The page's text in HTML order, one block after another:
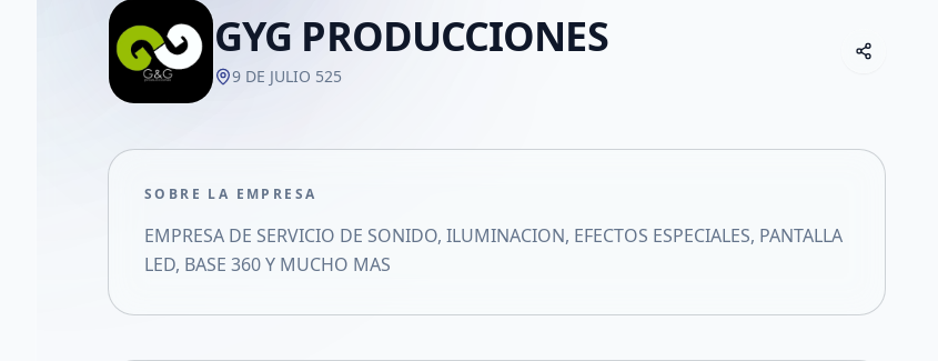
GYG PRODUCCIONES
9 DE JULIO 525
SOBRE LA EMPRESA
EMPRESA DE SERVICIO DE SONIDO, ILUMINACION, EFECTOS ESPECIALES, PANTALLA
LED, BASE 360 Y MUCHO MAS